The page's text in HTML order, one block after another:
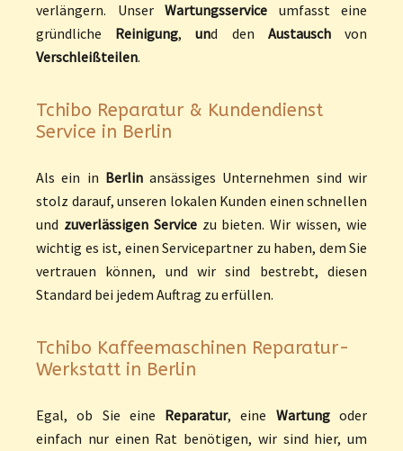
verlängern. Unser Wartungsservice umfasst eine
gründliche Reinigung,und den Austauschvon
Verschleißteilen.
Tchibo Reparatur & Kundendienst
Service in Berlin
Als ein in Berlinansässiges Unternehmen sind wir
stolz darauf, unseren lokalen Kunden einen schnellen
und zuverlässigen Servicezu bieten. Wir wissen, wie
wichtig es ist, einen Servicepartner zu haben, dem Sie
vertrauen können, und wir sind bestrebt, diesen
Standard bei jedem Auftrag zu erfüllen.
Tchibo Kaffeemaschinen Reparatur-
Werkstatt in Berlin
Egal, ob Sie eine Reparatur, eine Wartungoder
einfach nur einen Rat benötigen, wir sind hier, um